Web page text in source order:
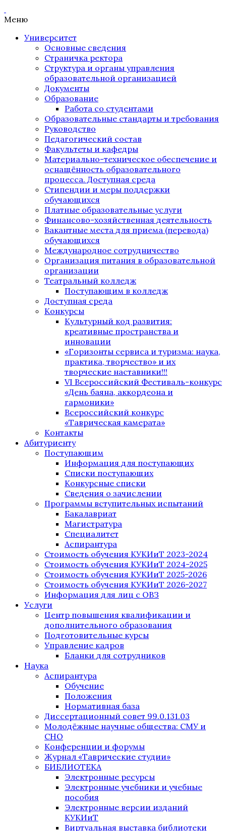
Меню
Университет
Основные сведения
Страничка ректора
Структура и органы управления
образовательной организацией
Документы
Образование
Работа со студентами
Образовательные стандарты и требования
Руководство
Педагогический состав
Факультеты и кафедры
Материально-техническое обеспечение и
оснащённость образовательного
процесса. Доступная среда
Стипендии и меры поддержки
обучающихся
Платные образовательные услуги
Финансово-хозяйственная деятельность
Вакантные места для приема (перевода)
обучающихся
Международное сотрудничество
Организация питания в образовательной
организации
Театральный колледж
Поступающим в колледж
Доступная среда
Конкурсы
Культурный код развития:
креативные пространства и
инновации
«Горизонты сервиса и туризма: наука,
практика, творчество» и их
творческие наставники!!!
VI Всероссийский Фестиваль-конкурс
«День баяна, аккордеона и
гармоники»
Всероссийский конкурс
«Таврическая камерата»
Контакты
Абитуриенту
Поступающим
Информация для поступающих
Списки поступающих
Конкурсные списки
Сведения о зачислении
Программы вступительных испытаний
Бакалавриат
Магистратура
Специалитет
Аспирантура
Стоимость обучения КУКИиТ 2023-2024
Стоимость обучения КУКИиТ 2024-2025
Стоимость обучения КУКИиТ 2025-2026
Стоимость обучения КУКИиТ 2026-2027
Информация для лиц с ОВЗ
Услуги
Центр повышения квалификации и
дополнительного образования
Подготовительные курсы
Управление кадров
Бланки для сотрудников
Наука
Аспирантура
Обучение
Положения
Нормативная база
Диссертационный совет 99.0.131.03
Молодёжные научные общества: СМУ и
СНО
Конференции и форумы
Журнал «Таврические студии»
БИБЛИОТЕКА
Электронные ресурсы
Электронные учебники и учебные
пособия
Электронные версии изданий
КУКИиТ
Виртуальная выставка библиотеки